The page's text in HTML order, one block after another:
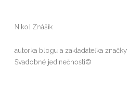
Nikol Znášik
autorka blogu a zakladateľka značky
Svadobné jedinečnosti©